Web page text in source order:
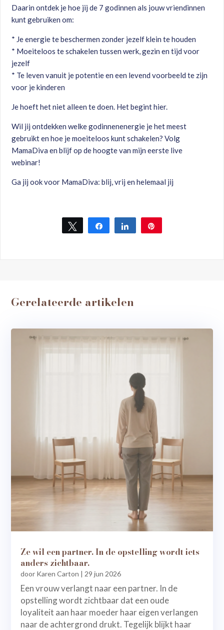
Daarin ontdek je hoe jij de 7 godinnen als jouw vriendinnen
kunt gebruiken om:
* Je energie te beschermen zonder jezelf klein te houden
* Moeiteloos te schakelen tussen werk, gezin en tijd voor
jezelf
* Te leven vanuit je potentie en een levend voorbeeld te zijn
voor je kinderen
Je hoeft het niet alleen te doen. Het begint hier.
Wil jij ontdekken welke godinnenenergie je het meest
gebruikt en hoe je moeiteloos kunt schakelen? Volg
MamaDiva en blijf op de hoogte van mijn eerste live
webinar!
Ga jij ook voor MamaDiva: blij, vrij en helemaal jij
Tweet Share Share
Gerelateerde artikelen
Ze wil een partner. In de opstelling wordt iets
anders zichtbaar.
door Karen Carton | 29 jun 2026
Een vrouw verlangt naar een partner. In de
opstelling wordt zichtbaar dat een oude
loyaliteit aan haar moeder haar eigen verlangen
naar de achtergrond drukt. Tegelijk blijkt haar